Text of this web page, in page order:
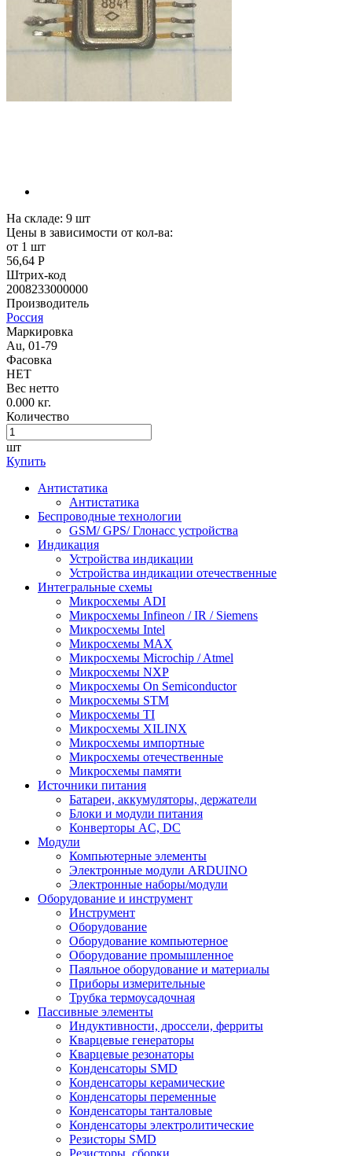
На складе: 9 шт
Цены в зависимости от кол-ва:
от 1 шт
56,64 Р
Штрих-код
2008233000000
Производитель
Россия
Маркировка
Au, 01-79
Фасовка
НЕТ
Вес нетто
0.000 кг.
Количество
шт
Купить
Антистатика
Антистатика
Беспроводные технологии
GSM/ GPS/ Глонасс устройства
Индикация
Устройства индикации
Устройства индикации отечественные
Интегральные схемы
Микросхемы ADI
Микросхемы Infineon / IR / Siemens
Микросхемы Intel
Микросхемы MAX
Микросхемы Microchip / Atmel
Микросхемы NXP
Микросхемы On Semiconductor
Микросхемы STM
Микросхемы TI
Микросхемы XILINX
Микросхемы импортные
Микросхемы отечественные
Микросхемы памяти
Источники питания
Батареи, аккумуляторы, держатели
Блоки и модули питания
Конверторы AC, DC
Модули
Компьютерные элементы
Электронные модули ARDUINO
Электронные наборы/модули
Оборудование и инструмент
Инструмент
Оборудование
Оборудование компьютерное
Оборудование промышленное
Паяльное оборудование и материалы
Приборы измерительные
Трубка термоусадочная
Пассивные элементы
Индуктивности, дроссели, ферриты
Кварцевые генераторы
Кварцевые резонаторы
Конденсаторы SMD
Конденсаторы керамические
Конденсаторы переменные
Конденсаторы танталовые
Конденсаторы электролитические
Резисторы SMD